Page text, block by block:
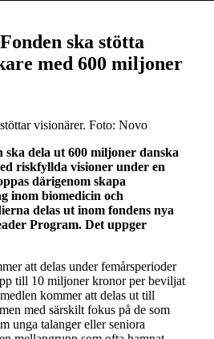
ska stötta
med 600 miljoner
visionärer. Foto: Novo
dela ut 600 miljoner danska
riskfyllda visioner under en
därigenom skapa
inom biomedicin och
delas ut inom fondens nya
Program. Det uppger
att delas under femårsperioder
till 10 miljoner kronor per beviljat
kommer att delas ut till
med särskilt fokus på de som
unga talanger eller seniora